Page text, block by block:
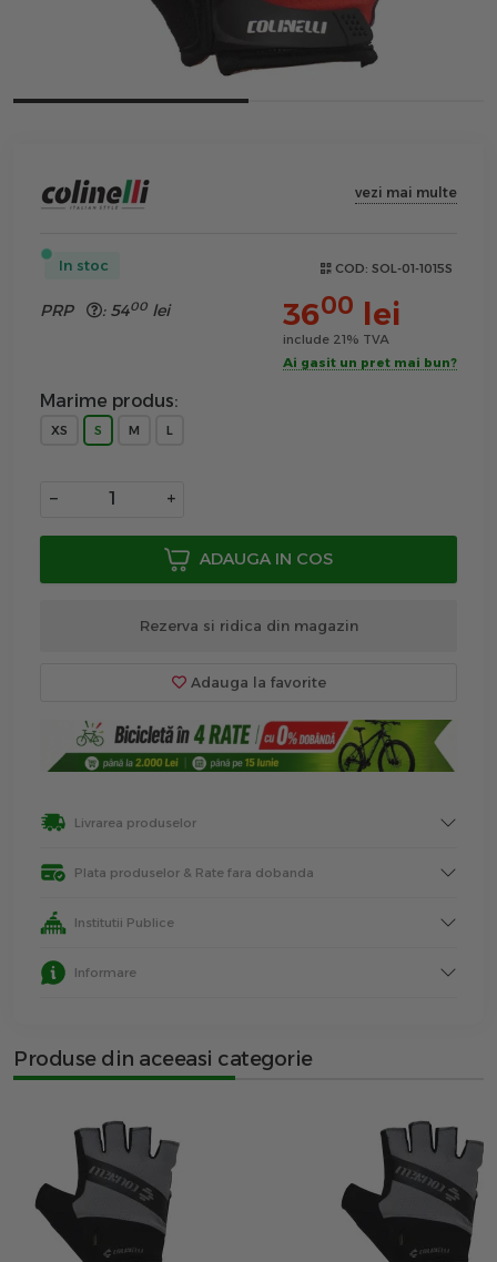
vezi mai multe
In stoc COD: SOL-01-1015S
PRP : 5400 lei 3600 lei
include 21% TVA
Ai gasit un pret mai bun?
Marime produs:
XS S M L
− +
ADAUGA IN COS
Rezerva si ridica din magazin
Adauga la favorite
Livrarea produselor
Plata produselor & Rate fara dobanda
Institutii Publice
Informare
Produse din aceeasi categorie